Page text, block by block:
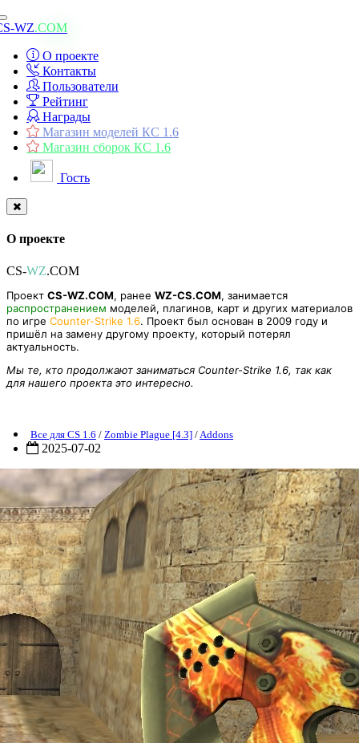
Toggle
navigation
WZ.COM
О проекте
Контакты
Пользователи
Рейтинг
Награды
Магазин моделей КС 1.6
Магазин сборок КС 1.6
Гость
О проекте
CS-WZ.COM
Проект CS-WZ.COM, ранее WZ-CS.COM, занимается
распространением моделей, плагинов, карт и других материалов
по игре Counter-Strike 1.6. Проект был основан в 2009 году и
пришёл на замену другому проекту, который потерял
актуальность.
Мы те, кто продолжают заниматься Counter-Strike 1.6, так как
для нашего проекта это интересно.
Все для CS 1.6 / Zombie Plague [4.3] / Addons
2025-07-02